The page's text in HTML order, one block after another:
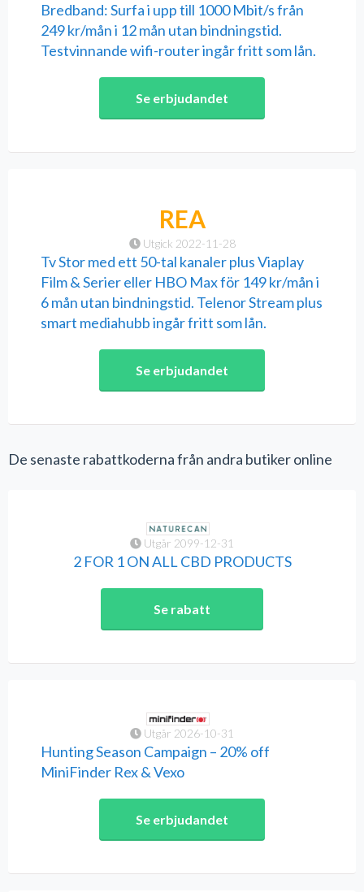
Bredband: Surfa i upp till 1000 Mbit/s från
249 kr/mån i 12 mån utan bindningstid.
Testvinnande wifi-router ingår fritt som lån.
Se erbjudandet
Utgick 2022-11-28
REA
Tv Stor med ett 50-tal kanaler plus Viaplay
Film & Serier eller HBO Max för 149 kr/mån i
6 mån utan bindningstid. Telenor Stream plus
smart mediahubb ingår fritt som lån.
Se erbjudandet
De senaste rabattkoderna från andra butiker online
Utgår 2099-12-31
2 FOR 1 ON ALL CBD PRODUCTS
Se rabatt
Utgår 2026-10-31
Hunting Season Campaign – 20% off
MiniFinder Rex & Vexo
Se erbjudandet